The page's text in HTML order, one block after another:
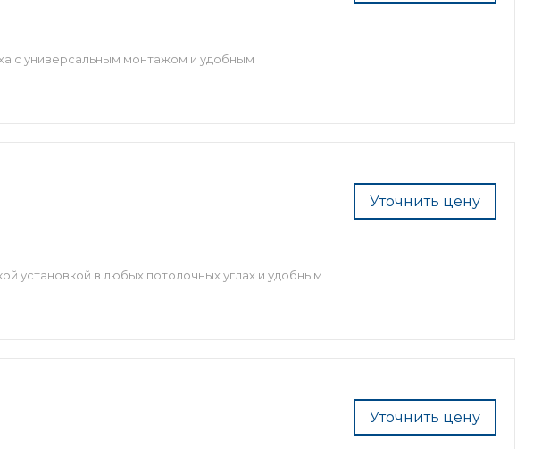
с универсальным монтажом и удобным
Уточнить цену
установкой в любых потолочных углах и удобным
Уточнить цену